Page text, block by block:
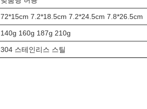
72*15cm 7.2*18.5cm 7.2*24.5cm 7.8*26.5cm
140g 160g 187g 210g
304 스테인리스 스틸